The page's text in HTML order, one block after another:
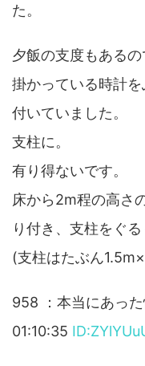
た。
夕飯の支度もある
掛かっている時計
付いていました。
支柱に。
有り得ないです。
床から2m程の高さ
り付き、支柱をぐ
(支柱はたぶん
958 ：本当にあっ
01:10:35